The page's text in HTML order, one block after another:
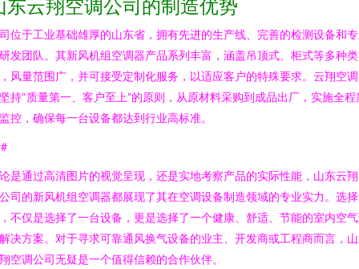
东云翔空调公司的制造优势
位于工业基础雄厚的山东省，拥有先进的生产线、完善的检测设备和
发团队。其新风机组空调器产品系列丰富，涵盖吊顶式、柜式等多种类
风量范围广，并可接受定制化服务，以适应客户的特殊要求。云翔空
持“质量第一、客户至上”的原则，从原材料采购到成品出厂，实施全程
控，确保每一台设备都达到行业高标准。
是通过高清图片的视觉呈现，还是实地考察产品的实际性能，山东云
司的新风机组空调器都展现了其在空调设备制造领域的专业实力。选
不仅是选择了一台设备，更是选择了一个健康、舒适、节能的室内空
决方案。对于寻求可靠通风换气设备的业主、开发商或工程商而言，
空调公司无疑是一个值得信赖的合作伙伴。